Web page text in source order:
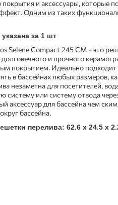
покрытия и аксессуары, которые
Одним из таких
за 1 шт
Selene Compact 245 CM - это
долговечного и прочного
покрытием. Идеально
в бассейнах любых размеров,
незаметна для посетителей,
систему или систему отвода
аксессуар для бассейна чем
бассейна.
перелива: 62.6 x 24.5 x